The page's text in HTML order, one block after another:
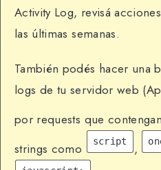
Activity Log, revisá
las últimas semanas.
También podés hacer una
logs de tu servidor web
por requests que contengan
strings como
script ,